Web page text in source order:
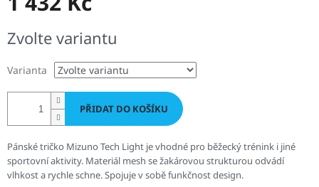
cena:
Zvolte variantu
Varianta
PŘIDAT DO KOŠÍKU
Pánské tričko Mizuno Tech Light je vhodné pro běžecký trénink i jiné
sportovní aktivity. Materiál mesh se žakárovou strukturou odvádí
vlhkost a rychle schne. Spojuje v sobě funkčnost design.